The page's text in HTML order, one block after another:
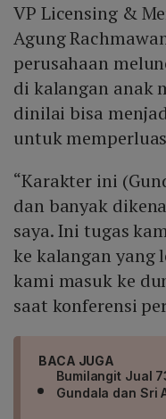
VP Licensing &
Agung
perusahaan
di kalangan anak
dinilai bisa
untuk
“Karakter ini
dan banyak
saya. Ini tugas
ke kalangan yang
kami masuk ke
saat konferensi
BACA JUGA
Bumilangit Jual
Gundala dan Sri